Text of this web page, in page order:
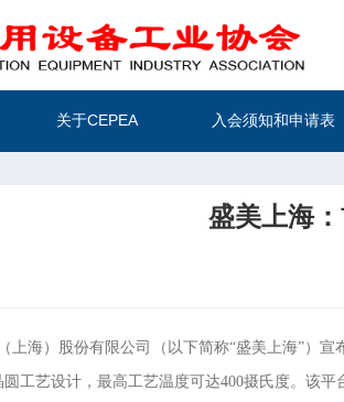
关于CEPEA 入会须知和申请表
盛美上海
上海）股份有限公司（以下简称“盛美上海”）
工艺设计，最高工艺温度可达400摄氏度。该